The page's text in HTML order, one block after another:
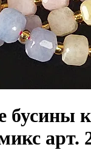
бусины
арт.